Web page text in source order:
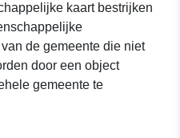
kaart bestrijken
de gemeente die niet
door een object
gemeente te